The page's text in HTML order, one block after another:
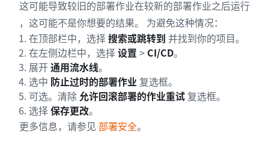
这可能导致较旧的部署作业在较新的部署作业之后运行
，这可能不是你想要的结果。 为避免这种情况：
在顶部栏中，选择搜索或跳转到 并找到你的项目。
在左侧边栏中，选择设置 > CI/CD。
展开通用流水线。
选中 防止过时的部署作业 复选框。
可选。清除 允许回滚部署的作业重试 复选框。
选择保存更改。
更多信息，请参见 部署安全。